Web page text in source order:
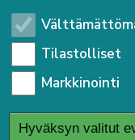
Etusivulle
Kirjaudu sisään
Sivukartta
Tietosuojaseloste
Tilastolliset
Markkinointi
Hyväksyn valitut